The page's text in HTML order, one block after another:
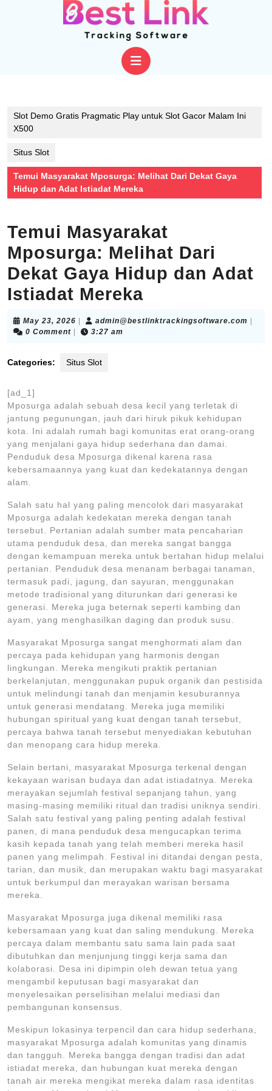
Open
Slot Demo Gratis Pragmatic Play untuk Slot Gacor Malam Ini
X500
Situs Slot
Temui Masyarakat Mposurga: Melihat Dari Dekat Gaya
Hidup dan Adat Istiadat Mereka
Temui Masyarakat
Mposurga: Melihat Dari
Dekat Gaya Hidup dan Adat
Istiadat Mereka
May 23, 2026 May
23,
admin@bestlinktrackingsoftware.com
0 Comment
3:27 am
Categories: Situs Slot
[ad_1]
Mposurga adalah sebuah desa kecil yang terletak di
jantung pegunungan, jauh dari hiruk pikuk kehidupan
kota. Ini adalah rumah bagi komunitas erat orang-orang
yang menjalani gaya hidup sederhana dan damai.
Penduduk desa Mposurga dikenal karena rasa
kebersamaannya yang kuat dan kedekatannya dengan
alam.
Salah satu hal yang paling mencolok dari masyarakat
Mposurga adalah kedekatan mereka dengan tanah
tersebut. Pertanian adalah sumber mata pencaharian
utama penduduk desa, dan mereka sangat bangga
dengan kemampuan mereka untuk bertahan hidup melalui
pertanian. Penduduk desa menanam berbagai tanaman,
termasuk padi, jagung, dan sayuran, menggunakan
metode tradisional yang diturunkan dari generasi ke
generasi. Mereka juga beternak seperti kambing dan
ayam, yang menghasilkan daging dan produk susu.
Masyarakat Mposurga sangat menghormati alam dan
percaya pada kehidupan yang harmonis dengan
lingkungan. Mereka mengikuti praktik pertanian
berkelanjutan, menggunakan pupuk organik dan pestisida
untuk melindungi tanah dan menjamin kesuburannya
untuk generasi mendatang. Mereka juga memiliki
hubungan spiritual yang kuat dengan tanah tersebut,
percaya bahwa tanah tersebut menyediakan kebutuhan
dan menopang cara hidup mereka.
Selain bertani, masyarakat Mposurga terkenal dengan
kekayaan warisan budaya dan adat istiadatnya. Mereka
merayakan sejumlah festival sepanjang tahun, yang
masing-masing memiliki ritual dan tradisi uniknya sendiri.
Salah satu festival yang paling penting adalah festival
panen, di mana penduduk desa mengucapkan terima
kasih kepada tanah yang telah memberi mereka hasil
panen yang melimpah. Festival ini ditandai dengan pesta,
tarian, dan musik, dan merupakan waktu bagi masyarakat
untuk berkumpul dan merayakan warisan bersama
mereka.
Masyarakat Mposurga juga dikenal memiliki rasa
kebersamaan yang kuat dan saling mendukung. Mereka
percaya dalam membantu satu sama lain pada saat
dibutuhkan dan menjunjung tinggi kerja sama dan
kolaborasi. Desa ini dipimpin oleh dewan tetua yang
mengambil keputusan bagi masyarakat dan
menyelesaikan perselisihan melalui mediasi dan
pembangunan konsensus.
Meskipun lokasinya terpencil dan cara hidup sederhana,
masyarakat Mposurga adalah komunitas yang dinamis
dan tangguh. Mereka bangga dengan tradisi dan adat
istiadat mereka, dan hubungan kuat mereka dengan
tanah air mereka mengikat mereka dalam rasa identitas